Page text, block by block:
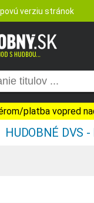
verziu stránok
platba vopred
HUDOBNÉ DVS -